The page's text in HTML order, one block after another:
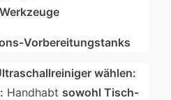
Vorbereitungstanks
wählen:
Handhabt sowohl Tisch-